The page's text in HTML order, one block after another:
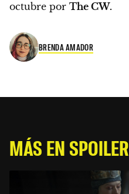
octubre por The CW.
BRENDA AMADOR
MÁS EN SPOILER